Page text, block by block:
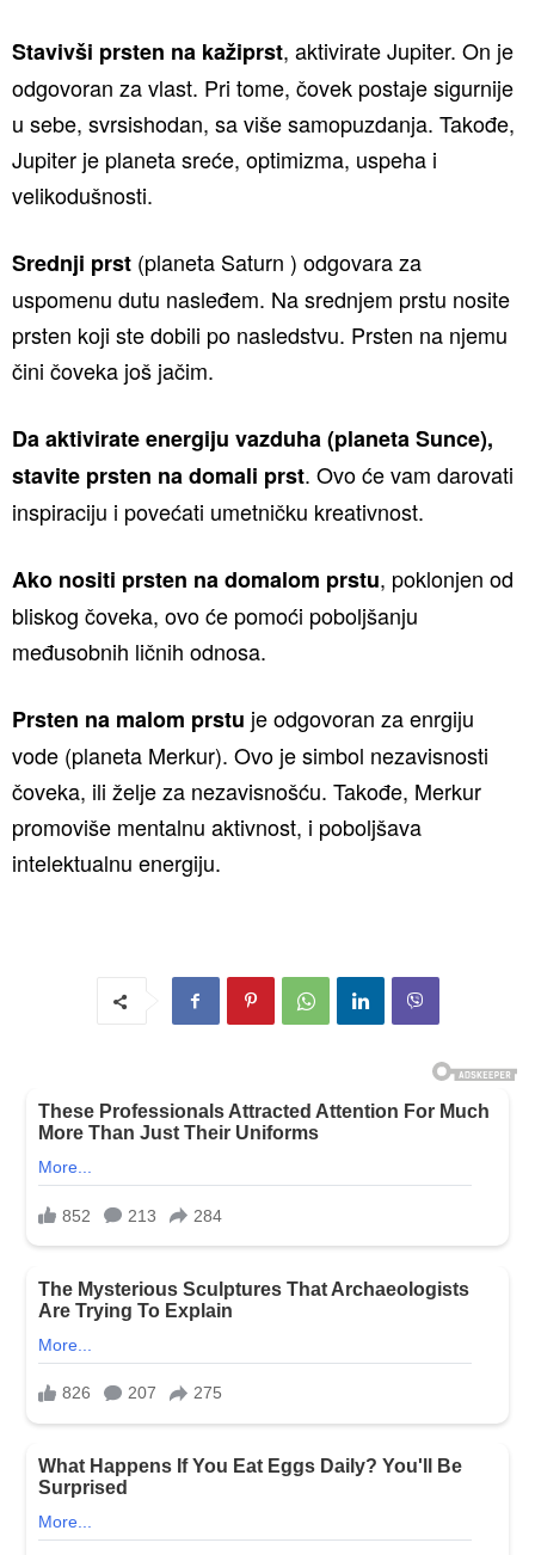
Stavivši prsten na kažiprst, aktivirate Jupiter. On je
odgovoran za vlast. Pri tome, čovek postaje sigurnije
u sebe, svrsishodan, sa više samopuzdanja. Takođe,
Jupiter je planeta sreće, optimizma, uspeha i
velikodušnosti.
Srednji prst (planeta Saturn ) odgovara za
uspomenu dutu nasleđem. Na srednjem prstu nosite
prsten koji ste dobili po nasledstvu. Prsten na njemu
čini čoveka još jačim.
Da aktivirate energiju vazduha (planeta Sunce),
stavite prsten na domali prst. Ovo će vam darovati
inspiraciju i povećati umetničku kreativnost.
Ako nositi prsten na domalom prstu, poklonjen od
bliskog čoveka, ovo će pomoći poboljšanju
međusobnih ličnih odnosa.
Prsten na malom prstu je odgovoran za enrgiju
vode (planeta Merkur). Ovo je simbol nezavisnosti
čoveka, ili želje za nezavisnošću. Takođe, Merkur
promoviše mentalnu aktivnost, i poboljšava
intelektualnu energiju.